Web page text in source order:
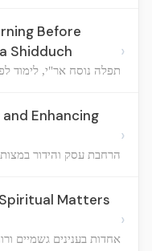
Before
Shidduch
תפלה נוסח אר"י, לימוד
›
Enhancing
הרחבת עסק והידור במצות
›
Matters
אחדות בענינים גשמיים
›